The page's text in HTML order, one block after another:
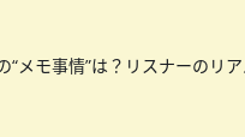
メモ事情”は？リスナーのリ